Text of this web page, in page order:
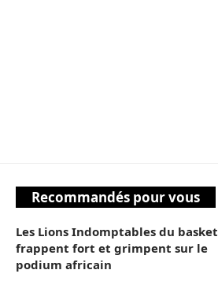
Recommandés pour vous
Les Lions Indomptables du basket
frappent fort et grimpent sur le
podium africain